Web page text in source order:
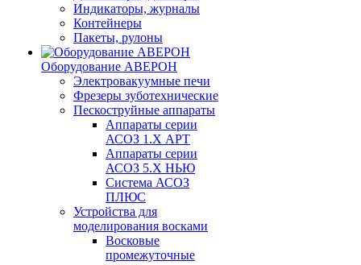
Индикаторы, журналы
Контейнеры
Пакеты, рулоны
Оборудование АВЕРОН
Электровакуумные печи
Фрезеры зуботехнические
Пескоструйные аппараты
Аппараты серии
АСОЗ 1.Х АРТ
Аппараты серии
АСОЗ 5.Х НЬЮ
Система АСОЗ
ПЛЮС
Устройства для
моделирования восками
Восковые
промежуточные